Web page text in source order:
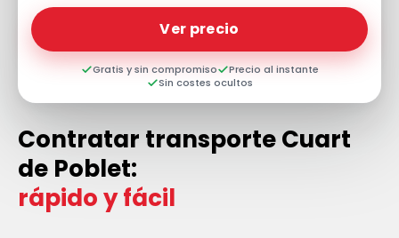
Ver precio
Gratis y sin compromiso
Precio al instante
Sin costes ocultos
Contratar transporte Cuart
de Poblet:
rápido y fácil